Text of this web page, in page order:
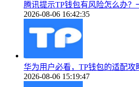
腾讯提示TP钱包有风险怎么办？
2026-08-06 16:42:35
华为用户必看，TP钱包的适配攻
2026-08-06 15:19:47